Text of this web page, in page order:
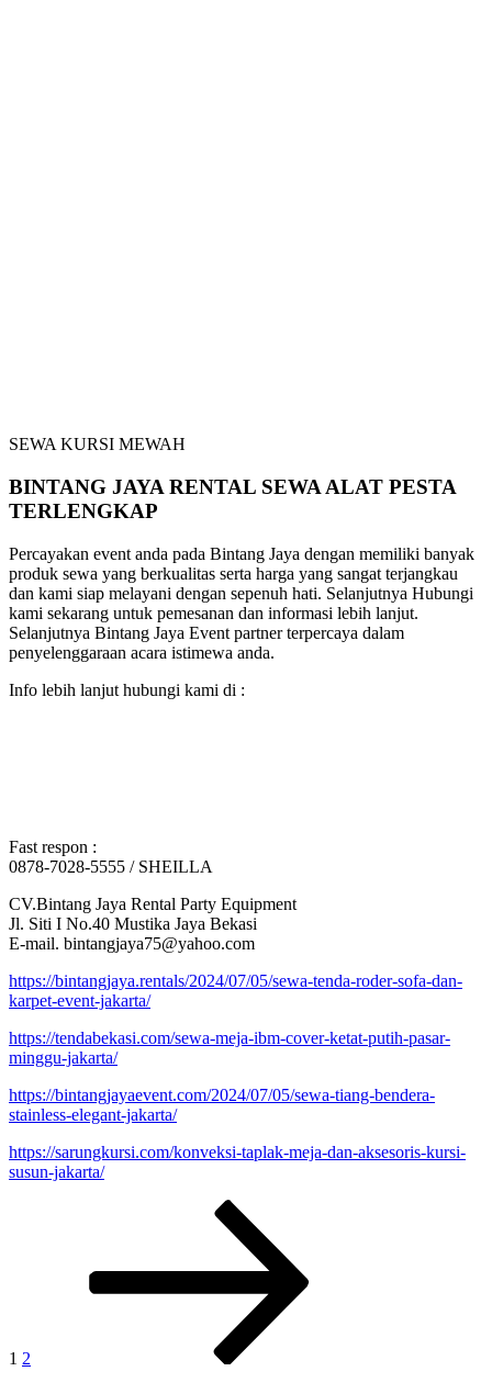
SEWA KURSI MEWAH
BINTANG JAYA RENTAL SEWA ALAT PESTA
TERLENGKAP
Percayakan event anda pada Bintang Jaya dengan memiliki banyak
produk sewa yang berkualitas serta harga yang sangat terjangkau
dan kami siap melayani dengan sepenuh hati. Selanjutnya Hubungi
kami sekarang untuk pemesanan dan informasi lebih lanjut.
Selanjutnya Bintang Jaya Event partner terpercaya dalam
penyelenggaraan acara istimewa anda.
Info lebih lanjut hubungi kami di :
Fast respon :
0878-7028-5555 / SHEILLA
CV.Bintang Jaya Rental Party Equipment
Jl. Siti I No.40 Mustika Jaya Bekasi
E-mail. bintangjaya75@yahoo.com
https://bintangjaya.rentals/2024/07/05/sewa-tenda-roder-sofa-dan-
karpet-event-jakarta/
https://tendabekasi.com/sewa-meja-ibm-cover-ketat-putih-pasar-
minggu-jakarta/
https://bintangjayaevent.com/2024/07/05/sewa-tiang-bendera-
stainless-elegant-jakarta/
https://sarungkursi.com/konveksi-taplak-meja-dan-aksesoris-kursi-
susun-jakarta/
1 2